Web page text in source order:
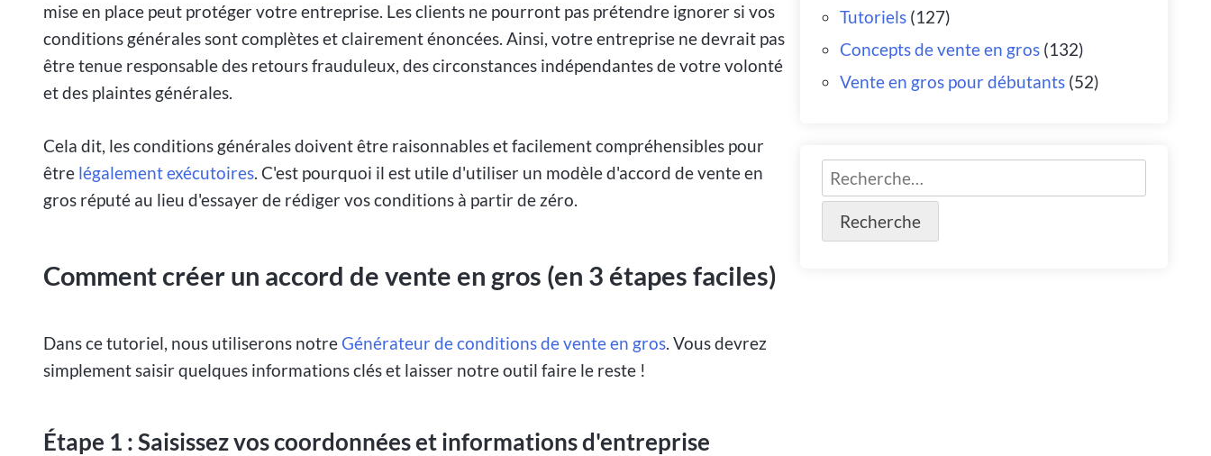
mise en place peut protéger votre entreprise. Les clients ne pourront pas prétendre ignorer si vos
conditions générales sont complètes et clairement énoncées. Ainsi, votre entreprise ne devrait pas
être tenue responsable des retours frauduleux, des circonstances indépendantes de votre volonté
et des plaintes générales.
Cela dit, les conditions générales doivent être raisonnables et facilement compréhensibles pour
être légalement exécutoires. C'est pourquoi il est utile d'utiliser un modèle d'accord de vente en
gros réputé au lieu d'essayer de rédiger vos conditions à partir de zéro.
Comment créer un accord de vente en gros (en 3 étapes faciles)
Dans ce tutoriel, nous utiliserons notre Générateur de conditions de vente en gros. Vous devrez
simplement saisir quelques informations clés et laisser notre outil faire le reste !
Étape 1 : Saisissez vos coordonnées et informations d'entreprise
Tutoriels (127)
Concepts de vente en gros (132)
Vente en gros pour débutants (52)